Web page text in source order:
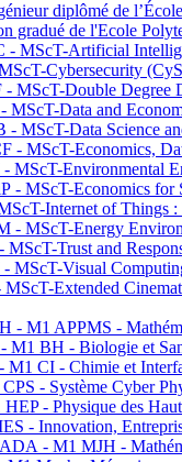
diplômé de
gradué de l'Ecole
MScT-Artificial
Cybersecurity
MScT-Double Degree
MScT-Data and
MScT-Data Science
- MScT-Economics,
MScT-Environmental
- MScT-Economics for
Internet of Things
- MScT-Energy
Trust and
MScT-Visual
Extended
- M1 APPMS -
M1 BH - Biologie et
CI - Chimie et
- Système Cyber
- Physique des
- Innovation,
- M1 MJH -